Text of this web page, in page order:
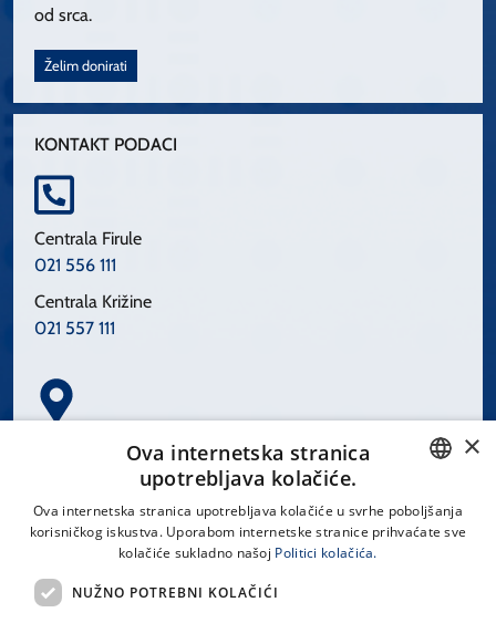
od srca.
Želim donirati
KONTAKT PODACI
Centrala Firule
021 556 111
Centrala Križine
021 557 111
Spinčićeva 1, 21000 Split
CROATIAN
×
Ova internetska stranica
upotrebljava kolačiće.
Ova internetska stranica upotrebljava kolačiće u svrhe poboljšanja
korisničkog iskustva. Uporabom internetske stranice prihvaćate sve
kolačiće sukladno našoj Politici kolačića.
NUŽNO POTREBNI KOLAČIĆI